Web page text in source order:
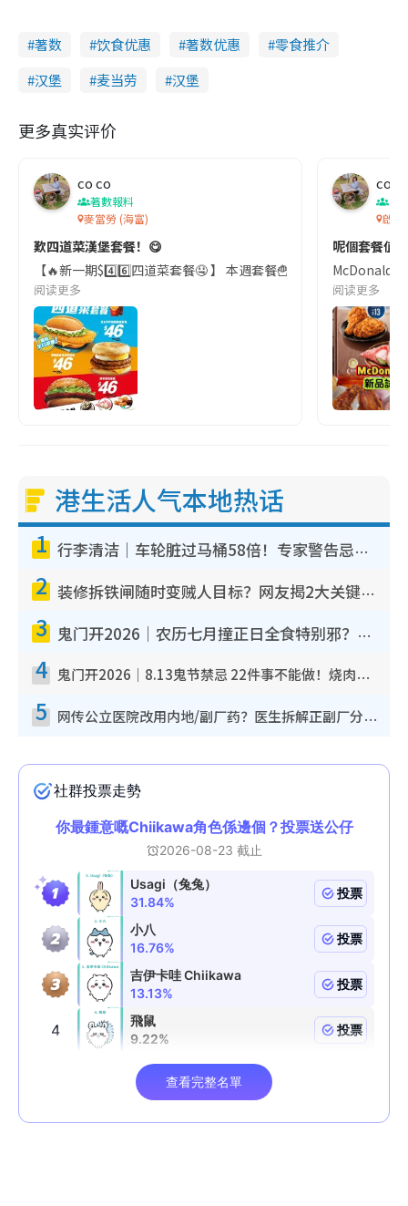
著数 饮食优惠 著数优惠
零食推介
汉堡
麦当劳 汉堡
更多真实评价
co co
著數報料
麥當勞 (海富)
歎四道菜漢堡套餐！😋
【🔥新一期$4️⃣6️⃣四道菜套餐🤤 】 本週套餐🍟🥤選擇有👇 🐟北
阅读更多
co
啟德
呢個套餐值
McDonald's
阅读更多
港生活人气本地热话
1 行李清洁｜车轮脏过马桶58倍！专家警告忌用酒精擦 教1招免脏手除菌
2 装修拆铁闸随时变贼人目标？网友揭2大关键用途：装新款等于白装？附新旧铁闸分别
3 鬼门开2026｜农历七月撞正日全食特别邪？专家警告切忌做一事！揭4大禁忌+2招保平安
4 鬼门开2026｜8.13鬼节禁忌 22件事不能做！烧肉、刺身要少食？半夜勿吹口哨/打给个电话
5 网传公立医院改用内地/副厂药？医生拆解正副厂分别，揭4类人换药随时出事